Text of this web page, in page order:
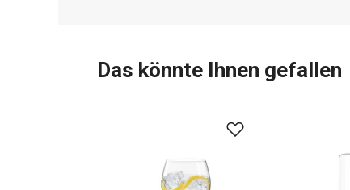
Das könnte Ihnen gefallen